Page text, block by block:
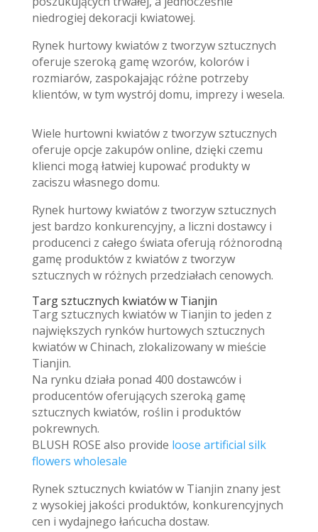
niedrogiej dekoracji kwiatowej.
Rynek hurtowy kwiatów z tworzyw sztucznych
oferuje szeroką gamę wzorów, kolorów i
rozmiarów, zaspokajając różne potrzeby
klientów, w tym wystrój domu, imprezy i wesela.
Wiele hurtowni kwiatów z tworzyw sztucznych
oferuje opcje zakupów online, dzięki czemu
klienci mogą łatwiej kupować produkty w
zaciszu własnego domu.
Rynek hurtowy kwiatów z tworzyw sztucznych
jest bardzo konkurencyjny, a liczni dostawcy i
producenci z całego świata oferują różnorodną
gamę produktów z kwiatów z tworzyw
sztucznych w różnych przedziałach cenowych.
Targ sztucznych kwiatów w Tianjin
Targ sztucznych kwiatów w Tianjin to jeden z
największych rynków hurtowych sztucznych
kwiatów w Chinach, zlokalizowany w mieście
Tianjin.
Na rynku działa ponad 400 dostawców i
producentów oferujących szeroką gamę
sztucznych kwiatów, roślin i produktów
pokrewnych.
BLUSH ROSE also provide loose artificial silk
flowers wholesale
Rynek sztucznych kwiatów w Tianjin znany jest
z wysokiej jakości produktów, konkurencyjnych
cen i wydajnego łańcucha dostaw.